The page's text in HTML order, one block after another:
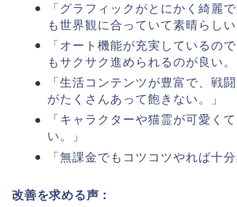
「グラフィックがとにかく綺麗
も世界観に合っていて素晴らしい
「オート機能が充実しているの
もサクサク進められるのが良い。
「生活コンテンツが豊富で、戦
がたくさんあって飽きない。」
「キャラクターや猫霊が可愛く
い。」
「無課金でもコツコツやれば十
改善を求める声：